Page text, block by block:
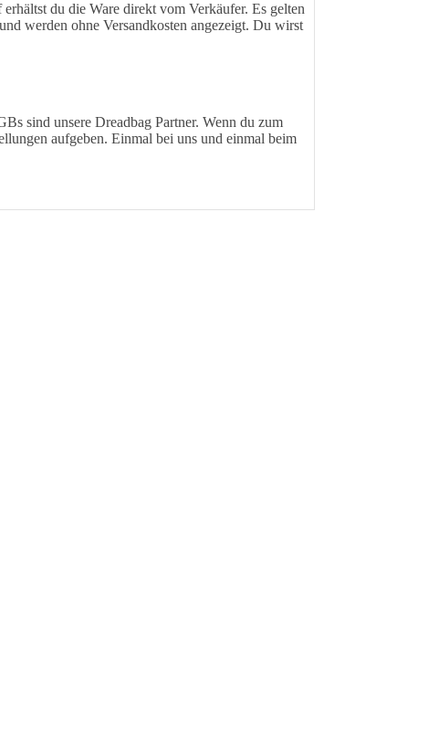
du die Ware direkt vom Verkäufer. Es gelten
werden ohne Versandkosten angezeigt. Du wirst
sind unsere Dreadbag Partner. Wenn du zum
aufgeben. Einmal bei uns und einmal beim